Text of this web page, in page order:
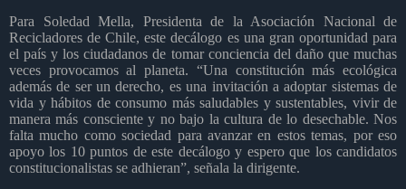
Para Soledad Mella, Presidenta de la Asociación Nacional de
Recicladores de Chile, este decálogo es una gran oportunidad para
el país y los ciudadanos de tomar conciencia del daño que muchas
veces provocamos al planeta. “Una constitución más ecológica
además de ser un derecho, es una invitación a adoptar sistemas de
vida y hábitos de consumo más saludables y sustentables, vivir de
manera más consciente y no bajo la cultura de lo desechable. Nos
falta mucho como sociedad para avanzar en estos temas, por eso
apoyo los 10 puntos de este decálogo y espero que los candidatos
constitucionalistas se adhieran”, señala la dirigente.